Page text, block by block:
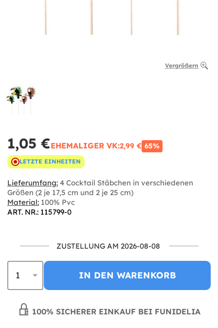
Vergrößern
1,05 €EHEMALIGER VK:2,99 € 65%
LETZTE EINHEITEN
Lieferumfang: 4 Cocktail Stäbchen in verschiedenen
Größen (2 je 17,5 cm und 2 je 25 cm)
Material: 100% Pvc
ART. NR.: 115799-0
ZUSTELLUNG AM 2026-08-08
IN DEN WARENKORB
100% SICHERER EINKAUF BEI FUNIDELIA